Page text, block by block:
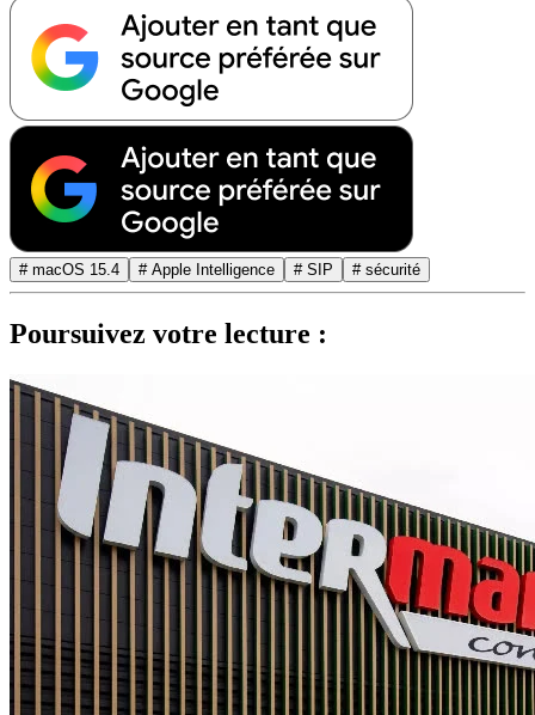
# macOS 15.4 # Apple Intelligence # SIP # sécurité
Poursuivez votre lecture :